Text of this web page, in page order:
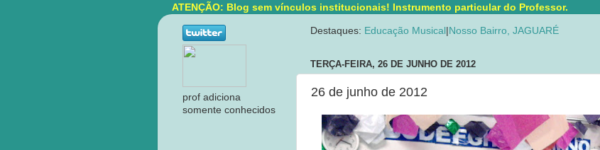
ATENÇÃO: Blog sem vínculos institucionais! Instrumento particular do Professor.
Destaques: Educação Musical Nosso Bairro, JAGUARÉ
TERÇA-FEIRA, 26 DE JUNHO DE 2012
26 de junho de 2012
prof adiciona
somente conhecidos